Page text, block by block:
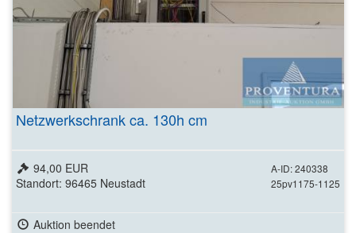
Netzwerkschrank ca. 130h cm
A-ID: 240338
25pv1175-1125
94,00 EUR
Standort: 96465 Neustadt
Auktion beendet